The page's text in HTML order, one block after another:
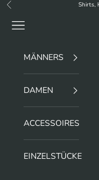
Zum Inhalt springen
Zurück Shirts,
Menü
MÄNNERS
DAMEN
ACCESSOIRES
EINZELSTÜCKE